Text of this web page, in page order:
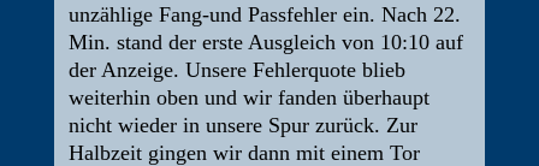
unzählige Fang-und Passfehler ein. Nach 22.
Min. stand der erste Ausgleich von 10:10 auf
der Anzeige. Unsere Fehlerquote blieb
weiterhin oben und wir fanden überhaupt
nicht wieder in unsere Spur zurück. Zur
Halbzeit gingen wir dann mit einem Tor